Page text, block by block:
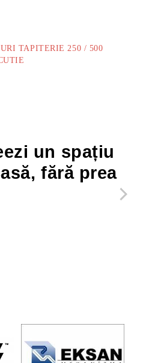
TAPITERIE 250 / 500
un spațiu
fără prea